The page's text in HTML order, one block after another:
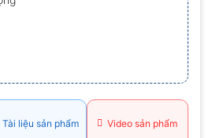
Tài liệu sản phẩm Video sản phẩm